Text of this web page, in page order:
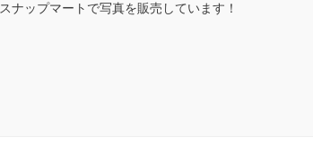
スナップマートで写真を販売しています！